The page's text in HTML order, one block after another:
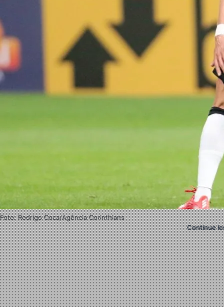
Foto: Rodrigo Coca/Agência Corinthians
Continue